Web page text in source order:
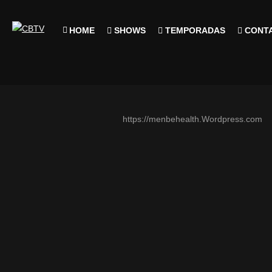
HOME SHOWS TEMPORADAS
https://menbehealth.Wordpress.com